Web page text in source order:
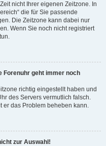
nicht Ihrer eigenen Zeitzone. In
die für Sie passende
Die Zeitzone kann dabei nur
Wenn Sie noch nicht registriert
Forenuhr geht immer noch
richtig eingestellt haben und
des Servers vermutlich falsch.
er das Problem beheben kann.
zur Auswahl!